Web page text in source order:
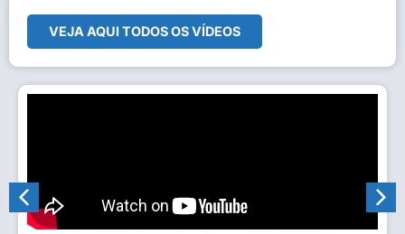
VEJA AQUI TODOS OS VÍDEOS